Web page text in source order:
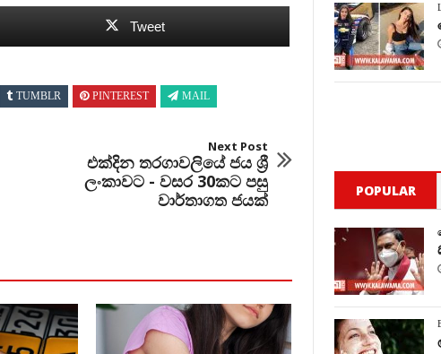
Tweet
TUMBLR PINTEREST MAIL
Next Post
එක්දින තරගාවලියේ ජය ශ්‍රී
ලංකාවට - වසර 30කට පසු
වාර්තාගත ජයක්
POPULAR